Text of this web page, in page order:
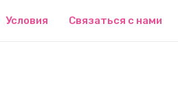
Условия Связаться с нами